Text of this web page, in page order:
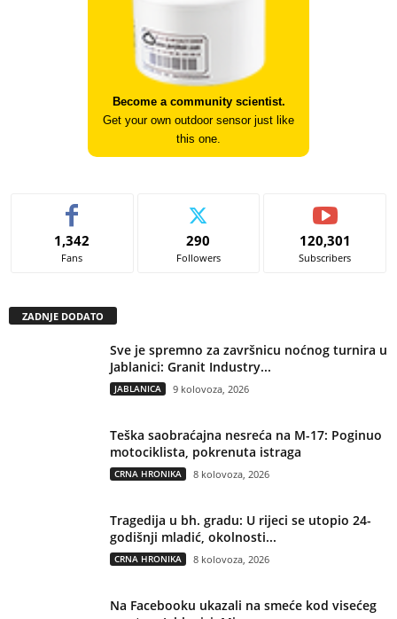
Become a community scientist.
Get your own outdoor sensor just like
this one.
1,342
Fans
290
Followers
120,301
Subscribers
ZADNJE DODATO
Sve je spremno za završnicu noćnog turnira u
Jablanici: Granit Industry...
JABLANICA 9 kolovoza, 2026
Teška saobraćajna nesreća na M-17: Poginuo
motociklista, pokrenuta istraga
CRNA HRONIKA 8 kolovoza, 2026
Tragedija u bh. gradu: U rijeci se utopio 24-
godišnji mladić, okolnosti...
CRNA HRONIKA 8 kolovoza, 2026
Na Facebooku ukazali na smeće kod visećeg